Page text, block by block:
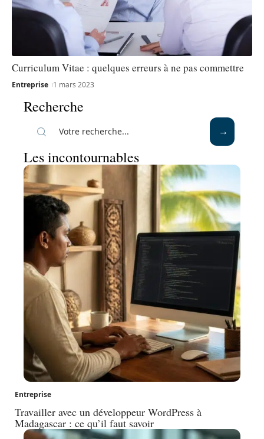
Curriculum Vitae : quelques erreurs à ne pas commettre
Entreprise 1 mars 2023
Recherche
Les incontournables
Entreprise
Travailler avec un développeur WordPress à
Madagascar : ce qu’il faut savoir